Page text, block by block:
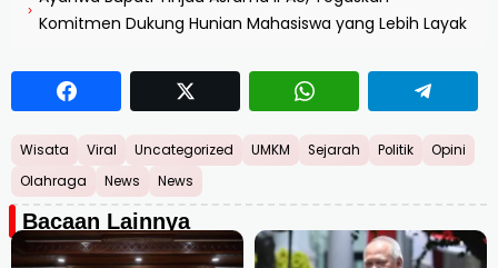
›
Komitmen Dukung Hunian Mahasiswa yang Lebih Layak
Wisata Viral Uncategorized UMKM Sejarah Politik
Opini
Olahraga
News News
Bacaan Lainnya